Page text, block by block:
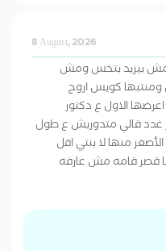
8 August, 2026
وزنهاا مش بيزيد بتخس ومش
كويس اروح
الاول ع دكتور
غدد قالي متدوريش ع طول
الأصغر منها لا بنتي اقل
قصر قامه مش عارفه